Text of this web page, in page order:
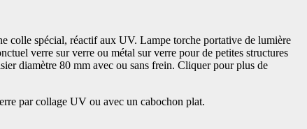
colle spécial, réactif aux UV. Lampe torche portative de lumière
verre sur verre ou métal sur verre pour de petites structures
diamètre 80 mm avec ou sans frein. Cliquer pour plus de
par collage UV ou avec un cabochon plat.